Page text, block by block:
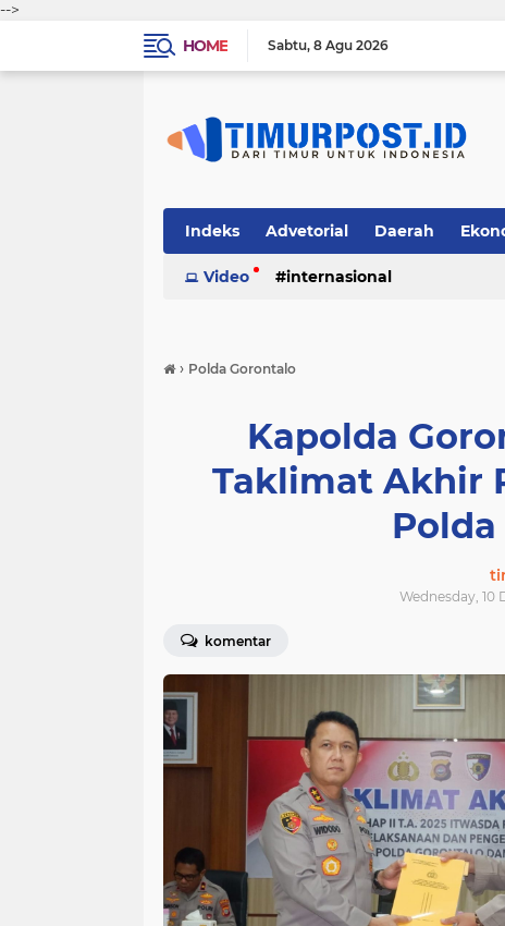
-->
HOME
Sabtu 8 Agu 2026
Indeks Advetorial Daerah
Video internasional
› Polda Gorontalo
Kapolda
Taklimat Akhir
Wednesday, 10
komentar